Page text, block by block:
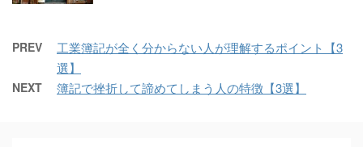
PREV
工業簿記が全く分からない人が理解するポイント【3
選】
NEXT 簿記で挫折して諦めてしまう人の特徴【3選】